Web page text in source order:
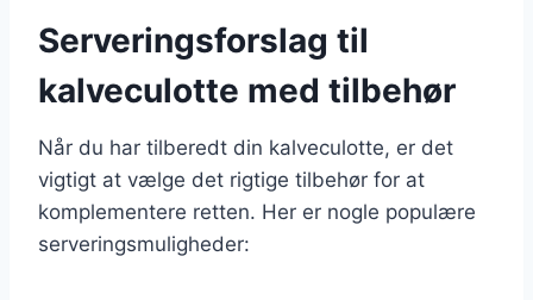
Serveringsforslag til
kalveculotte med tilbehør
Når du har tilberedt din kalveculotte, er det
vigtigt at vælge det rigtige tilbehør for at
komplementere retten. Her er nogle populære
serveringsmuligheder: